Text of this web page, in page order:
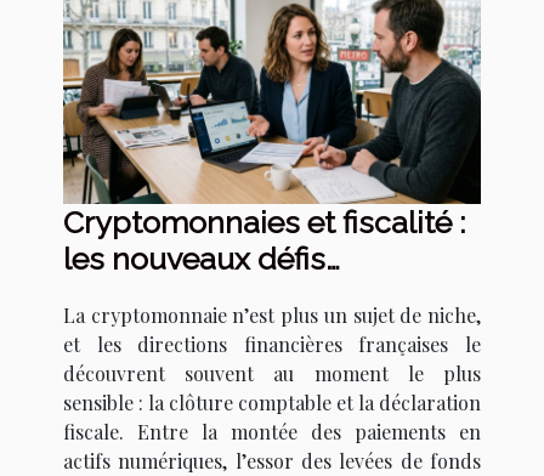
Cryptomonnaies et fiscalité :
les nouveaux défis
entreprises tricolores
La cryptomonnaie n’est plus un sujet de niche,
et les directions financières françaises le
découvrent souvent au moment le plus
sensible : la clôture comptable et la déclaration
fiscale. Entre la montée des paiements en
actifs numériques, l’essor des levées de fonds